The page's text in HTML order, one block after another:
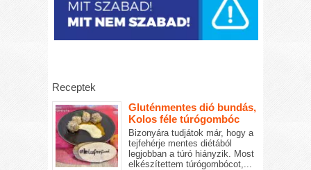
Receptek
Gluténmentes dió bundás,
Kolos féle túrógombóc
Bizonyára tudjátok már, hogy a
tejfehérje mentes diétából
legjobban a túró hiányzik. Most
elkészítettem túrógombócot,...